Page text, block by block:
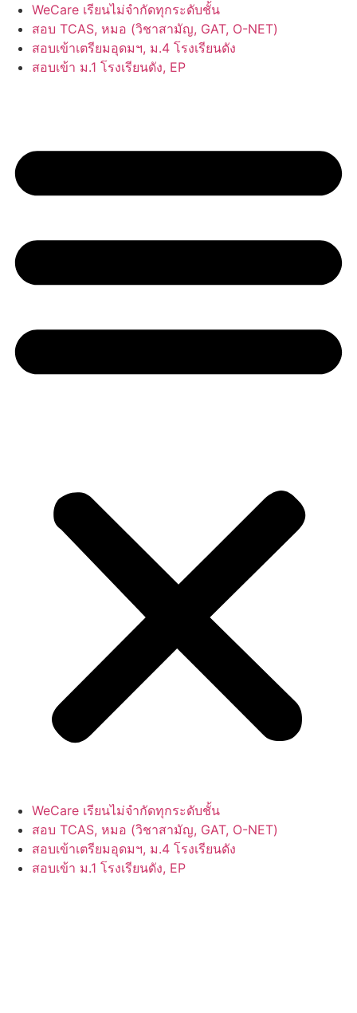
Skip
content
WeCare เรียนไม่จำกัดทุกระดับชั้น
สอบ TCAS, หมอ (วิชาสามัญ, GAT, O-NET)
สอบเข้าเตรียมอุดมฯ, ม.4 โรงเรียนดัง
สอบเข้า ม.1 โรงเรียนดัง, EP
WeCare เรียนไม่จำกัดทุกระดับชั้น
สอบ TCAS, หมอ (วิชาสามัญ, GAT, O-NET)
สอบเข้าเตรียมอุดมฯ, ม.4 โรงเรียนดัง
สอบเข้า ม.1 โรงเรียนดัง, EP